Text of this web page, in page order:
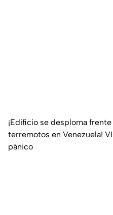
¡Edificio se desploma
terremotos en Venezuela!
pánico